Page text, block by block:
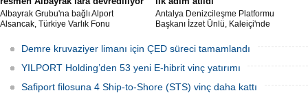
Albayrak Grubu'na bağlı Alport
Alsancak, Türkiye Varlık Fonu
yük limanı işletmesini 1 Ağustos 2026
itibarıyla devralacağını liman
kullanıcılarına gönderdiği resmi yazıyla
Antalya Denizcileşme Platformu
Başkanı İzzet Ünlü, Kaleiçi'nde
Ulaştırma ve Altyapı Bakanlığı 6'ncı
Bölge Müdürlüğü tarafından teknik
çalışma başlatıldığını açıkladı.
Demre kruvaziyer limanı için ÇED süreci tamamlandı
YILPORT Holding’den 53 yeni E-hibrit vinç yatırımı
Safiport filosuna 4 Ship-to-Shore (STS) vinç daha kattı